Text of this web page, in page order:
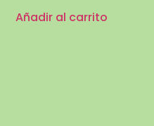
Añadir al carrito